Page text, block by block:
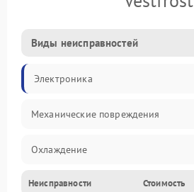
Виды неисправностей
Электроника
Механические повреждения
Охлаждение
Механика
Неисправности Стоимость